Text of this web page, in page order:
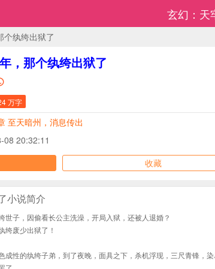
玄幻：天
个纨绔出狱了
，那个纨绔出狱了
万字
至天暗州，消息传出
08 20:32:11
收藏
小说简介
子，因偷看长公主洗澡，开局入狱，还被人退婚？
绔废少出狱了！
性的纨绔子弟，到了夜晚，面具之下，杀机浮现，三尺青锋，染